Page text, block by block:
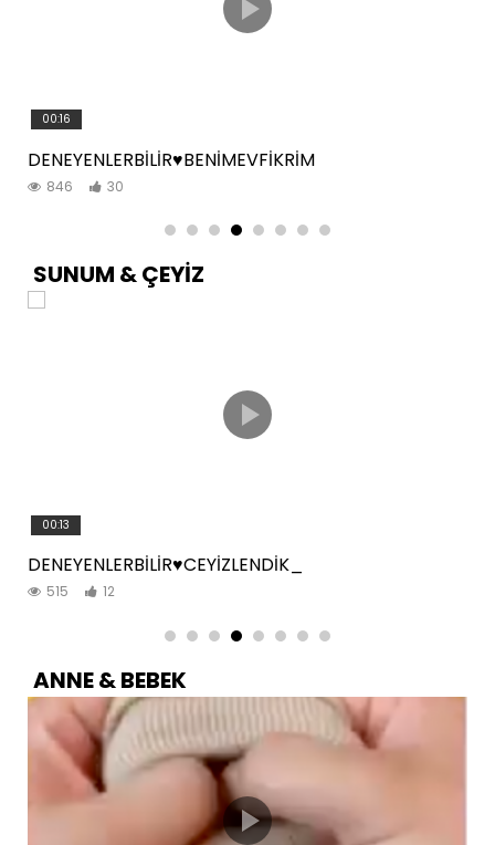
00:16
DENEYENLERBİLİR♥️BENİMEVFİKRİM
846 30
SUNUM & ÇEYİZ
00:13
DENEYENLERBİLİR♥️CEYİZLENDİK_
515 12
ANNE & BEBEK